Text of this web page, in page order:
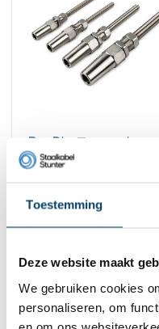
Toestemming
Deze website maakt
We gebruiken cookies
personaliseren, om
en om ons
Bekijk product
Op voorraad
Contact